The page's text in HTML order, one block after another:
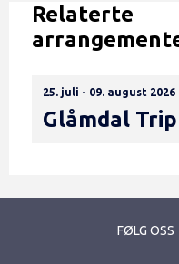
Relaterte
25. juli - 09. august 2026
Glåmdal
FØLG OSS